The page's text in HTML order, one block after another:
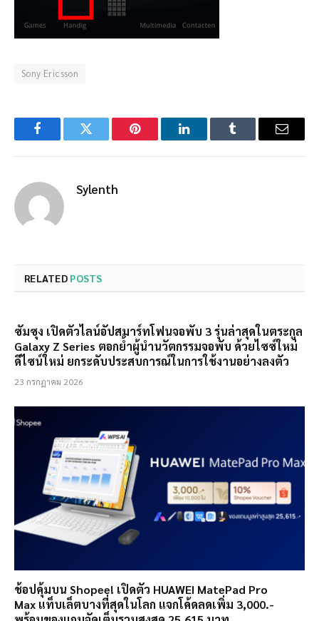
Sony Ericsson
FacebookTwitter Pinterest LinkedInTumblr Email
Sylenth
RELATED POSTS
ซัมซุง เปิดตัวไลน์อัปสมาร์ทโฟนจอพับ 3 รุ่นล่าสุดในตระกูล
Galaxy Z Series ตอกย้ำผู้นำนวัตกรรมจอพับ ด้วยไซซ์ใหม่
ดีไซน์ใหม่ ยกระดับประสบการณ์ในการใช้งานอย่างลงตัว
23 กรกฎาคม 2026
ช้อปคุ้มบน Shopee! เปิดตัว HUAWEI MatePad Pro
Max แท็บเล็ตบางที่สุดในโลก แจกโค้ดลดเพิ่ม 3,000.-